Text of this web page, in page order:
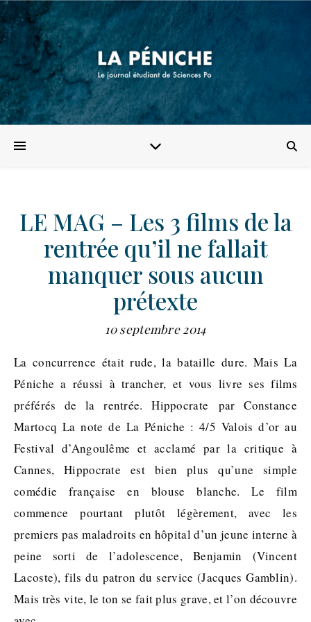
LE MAG – Les 3 films de la
rentrée qu’il ne fallait
manquer sous aucun
prétexte
10 septembre 2014
La concurrence était rude, la bataille dure. Mais La
Péniche a réussi à trancher, et vous livre ses films
préférés de la rentrée. Hippocrate par Constance
Martocq La note de La Péniche : 4/5 Valois d’or au
Festival d’Angoulême et acclamé par la critique à
Cannes, Hippocrate est bien plus qu’une simple
comédie française en blouse blanche. Le film
commence pourtant plutôt légèrement, avec les
premiers pas maladroits en hôpital d’un jeune interne à
peine sorti de l’adolescence, Benjamin (Vincent
Lacoste), fils du patron du service (Jacques Gamblin).
Mais très vite, le ton se fait plus grave, et l’on découvre